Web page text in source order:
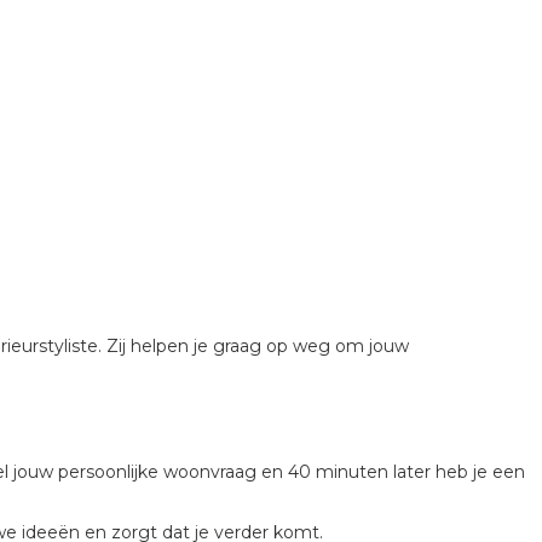
Zij helpen je graag op weg om jouw
jouw persoonlijke woonvraag en 40 minuten later heb je een
ideeën en zorgt dat je verder komt.